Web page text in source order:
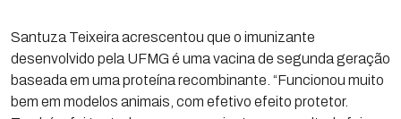
Santuza Teixeira acrescentou que o imunizante
desenvolvido pela UFMG é uma vacina de segunda geração
baseada em uma proteína recombinante. “Funcionou muito
bem em modelos animais, com efetivo efeito protetor.